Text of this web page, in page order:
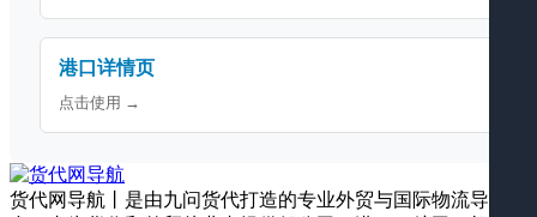
港口详情页
点击使用 →
货代网导航丨是由九问货代打造的专业外贸与国际物流导航平